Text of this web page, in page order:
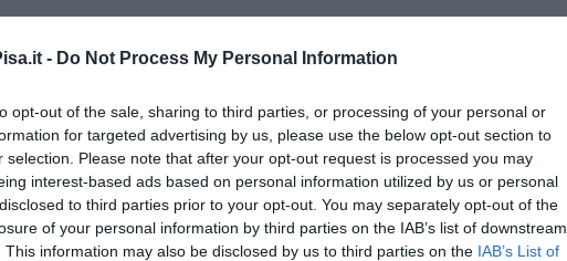
- Do Not Process My Personal Information
opt-out of the sale, sharing to third parties, or processing of your personal or
for targeted advertising by us, please use the below opt-out section to
selection. Please note that after your opt-out request is processed you may
interest-based ads based on personal information utilized by us or personal
to third parties prior to your opt-out. You may separately opt-out of the
of your personal information by third parties on the IAB’s list of downstream
This information may also be disclosed by us to third parties on the IAB’s List of
di Sabrina Rossello